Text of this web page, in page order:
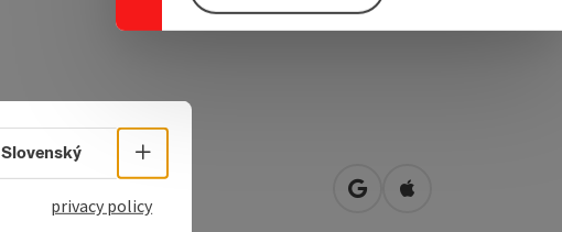
Ringstraße 77
4190Bad Leonfelden open in Google Maps
Open in Apple
Select language - Open menu
Slovenský
privacy policy